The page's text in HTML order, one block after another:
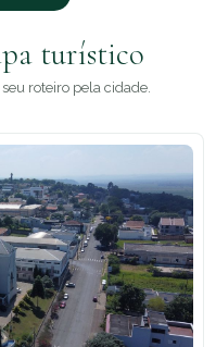
turístico
roteiro pela cidade.